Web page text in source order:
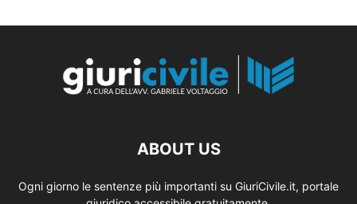
ABOUT US
Ogni giorno le sentenze più importanti su GiuriCivile.it, portale